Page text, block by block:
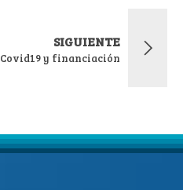
SIGUIENTE
Covid19 y financiación